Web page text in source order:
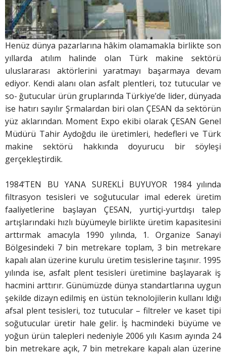
Henüz dünya pazarlarına hâkim olamamakla birlikte son
yıllarda atılım halinde olan Türk makine sektörü
uluslararası aktörlerini yaratmayı başarmaya devam
ediyor. Kendi alanı olan asfalt plentleri, toz tutucular ve
so- ğutucular ürün gruplarında Türkiye’de lider, dünyada
ise hatırı sayılır Şrmalardan biri olan ÇESAN da sektörün
yüz aklarından. Moment Expo ekibi olarak ÇESAN Genel
Müdürü Tahir Aydoğdu ile üretimleri, hedefleri ve Türk
makine sektörü hakkında doyurucu bir söyleşi
gerçekleştirdik.
1984’TEN BU YANA SUREKLİ BUYUYOR 1984 yılında
filtrasyon tesisleri ve soğutucular imal ederek üretim
faaliyetlerine başlayan ÇESAN, yurtiçi-yurtdışı talep
artışlarındaki hızlı büyümeyle birlikte üretim kapasitesini
arttırmak amacıyla 1990 yılında, 1. Organize Sanayi
Bölgesindeki 7 bin metrekare toplam, 3 bin metrekare
kapalı alan üzerine kurulu üretim tesislerine taşınır. 1995
yılında ise, asfalt plent tesisleri üretimine başlayarak iş
hacmini arttırır. Günümüzde dünya standartlarına uygun
şekilde dizayn edilmiş en üstün teknolojilerin kullanı ldığı
afsal plent tesisleri, toz tutucular – filtreler ve kaset tipi
soğutucular üretir hale gelir. İş hacmindeki büyüme ve
yoğun ürün talepleri nedeniyle 2006 yılı Kasım ayında 24
bin metrekare açık, 7 bin metrekare kapalı alan üzerine